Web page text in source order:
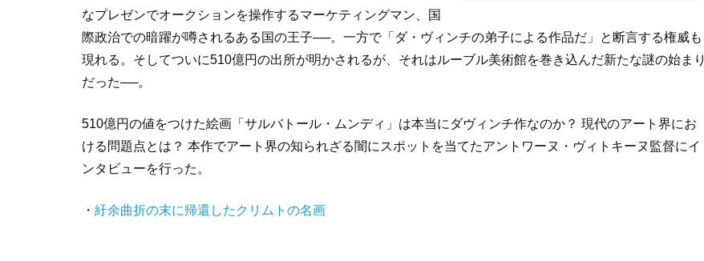
なプレゼンでオークションを操作するマーケティングマン、国
際政治での暗躍が噂されるある国の王子──。一方で「ダ・ヴィンチの弟子による作品だ」と断言する権威も
現れる。そしてついに510億円の出所が明かされるが、それはルーブル美術館を巻き込んだ新たな謎の始まり
だった──。
510億円の値をつけた絵画「サルバトール・ムンディ」は本当にダヴィンチ作なのか？ 現代のアート界にお
ける問題点とは？ 本作でアート界の知られざる闇にスポットを当てたアントワーヌ・ヴィトキーヌ監督にイ
ンタビューを行った。
・ 紆余曲折の末に帰還したクリムトの名画